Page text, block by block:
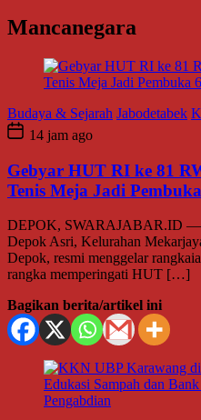
Mancanegara
Budaya & Sejarah Jabodetabek
14 jam ago
Gebyar HUT RI ke 81
Tenis Meja Jadi
DEPOK, SWARAJABAR.ID —
Depok Asri, Kelurahan
Depok, resmi menggelar
rangka memperingati HUT […]
Bagikan berita/artikel ini